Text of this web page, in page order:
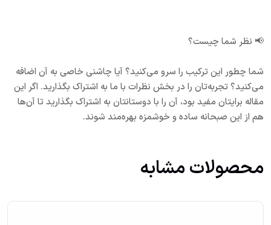
📢 نظر شما چیست؟
شما چطور این ترکیب را سرو می‌کنید؟ آیا چاشنی خاصی به آن اضافه
می‌کنید؟ تجربه‌تان را در بخش نظرات با ما به اشتراک بگذارید. اگر این
مقاله برایتان مفید بود، آن را با دوستانتان به اشتراک بگذارید تا آن‌ها
هم از این صبحانه ساده و خوشمزه بهره‌مند شوند.
محصولات مشابه